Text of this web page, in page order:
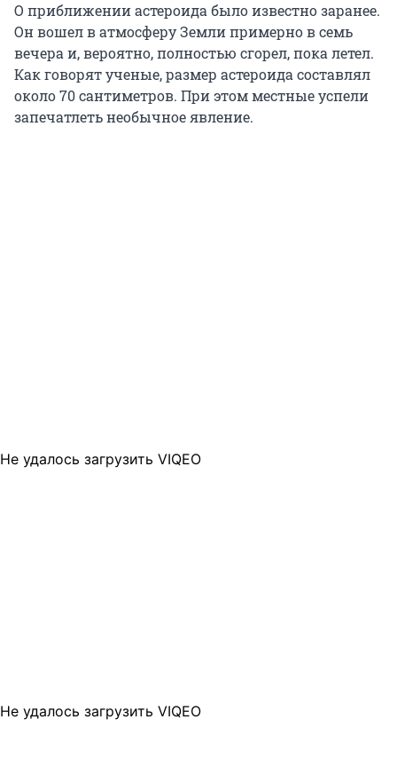
О приближении астероида было известно заранее.
Он вошел в атмосферу Земли примерно в семь
вечера и, вероятно, полностью сгорел, пока летел.
Как говорят ученые, размер астероида составлял
около 70 сантиметров. При этом местные успели
запечатлеть необычное явление.
Не удалось загрузить VIQEO
Не удалось загрузить VIQEO